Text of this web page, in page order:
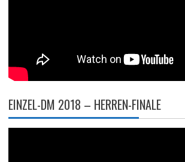
EINZEL-DM 2018 – HERREN-FINALE